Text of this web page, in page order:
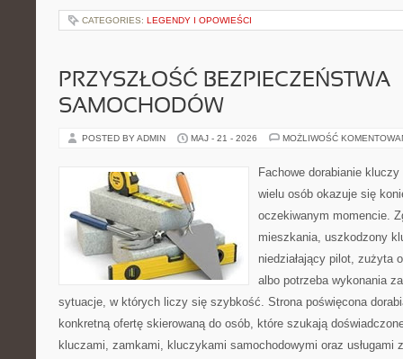
CATEGORIES: LEGENDY I OPOWIEŚCI
PRZYSZŁOŚĆ BEZPIECZEŃSTWA
SAMOCHODÓW
POSTED BY ADMIN MAJ - 21 - 2026 MOŻLIWOŚĆ
Fachowe dorabianie
wielu osób okazuje się
oczekiwanym momencie.
mieszkania, uszkodzony
niedziałający pilot, zużyta
albo potrzeba wykonania
sytuacje, w których liczy się szybkość. Strona poświęcona
konkretną ofertę skierowaną do osób, które szukają
kluczami, zamkami, kluczykami samochodowymi oraz usługami